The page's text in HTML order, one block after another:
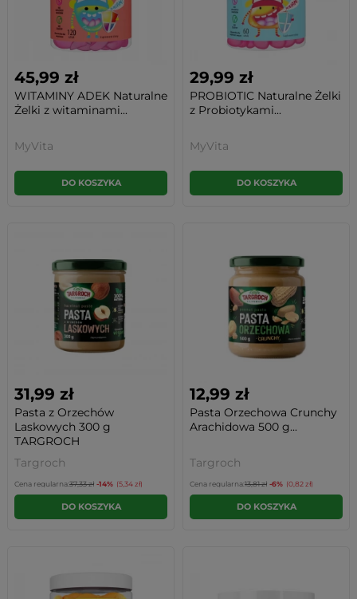
45,99 zł
WITAMINY ADEK Naturalne
Żelki z witaminami...
MyVita
DO KOSZYKA
29,99 zł
PROBIOTIC Naturalne Żelki
z Probiotykami...
MyVita
DO KOSZYKA
31,99 zł
Pasta z Orzechów
Laskowych 300 g
TARGROCH
Targroch
Cena regularna:37,33 zł -14% (5,34 zł)
DO KOSZYKA
12,99 zł
Pasta Orzechowa Crunchy
Arachidowa 500 g...
Targroch
Cena regularna:13,81 zł -6% (0,82 zł)
DO KOSZYKA